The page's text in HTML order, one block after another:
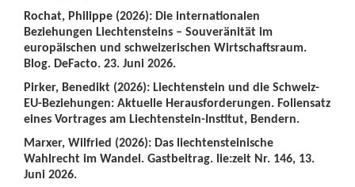
Rochat, Philippe (2026): Die internationalen
Beziehungen Liechtensteins – Souveränität im
europäischen und schweizerischen Wirtschaftsraum.
Blog. DeFacto. 23. Juni 2026.
Pirker, Benedikt (2026): Liechtenstein und die Schweiz-
EU-Beziehungen: Aktuelle Herausforderungen. Foliensatz
eines Vortrages am Liechtenstein-Institut, Bendern.
Marxer, Wilfried (2026): Das liechtensteinische
Wahlrecht im Wandel. Gastbeitrag. lie:zeit Nr. 146, 13.
Juni 2026.